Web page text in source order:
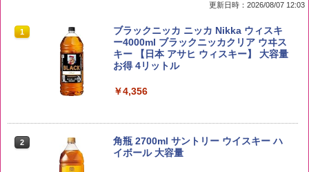
1 by Amazon 国産ブレンド米 精米 5kg
￥2,650
野沢農産 無洗米 青い流るる コシヒカリ
5kg 長野県産 令和7年産
更新日時：2026/08/07 12:03
1
ブラックニッカ ニッカ Nikka ウィスキ
ー4000ml ブラックニッカクリア ウヰス
キー 【日本 アサヒ ウィスキー】 大容量
お得 4リットル
￥4,356
2
角瓶 2700ml サントリー ウイスキー ハ
イボール 大容量